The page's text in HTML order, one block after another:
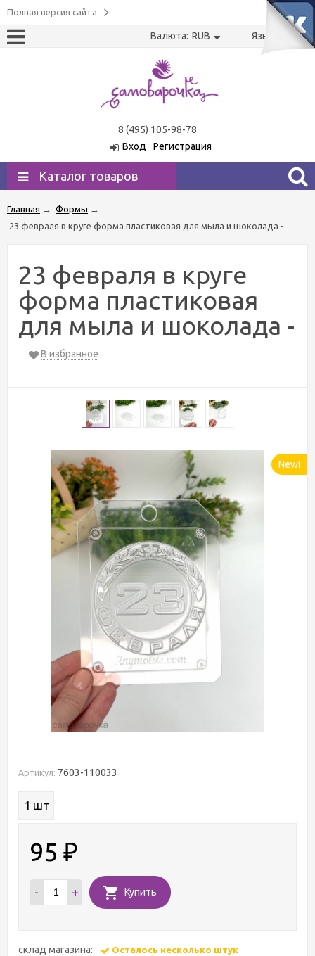
Полная версия сайта
Валюта: RUB Язык: USRU
8 (495) 105-98-78
Вход
Регистрация
Каталог товаров
Главная → Формы →
23 февраля в круге форма пластиковая для мыла и шоколада -
23 февраля в круге
форма пластиковая
для мыла и шоколада -
В избранное
New!
Артикул: 7603-110033
1 шт
95 ₽
- + Купить
склад магазина: Осталось несколько штук